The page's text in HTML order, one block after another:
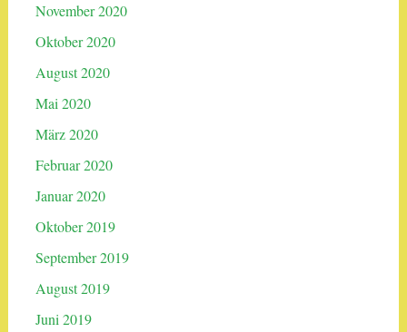
November 2020
Oktober 2020
August 2020
Mai 2020
März 2020
Februar 2020
Januar 2020
Oktober 2019
September 2019
August 2019
Juni 2019